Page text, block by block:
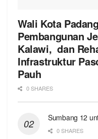
Wali Kota
Pembangunan
Kalawi, dan
Infrastruktur
Pauh
0 SHARES
Sumbang 12
0 SHARES